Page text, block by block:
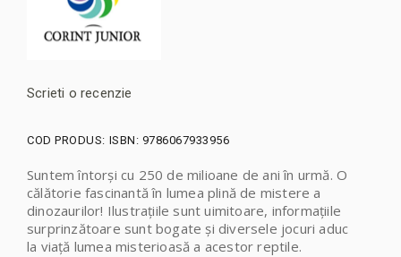
Scrieti o recenzie
COD PRODUS: ISBN: 9786067933956
Suntem întorși cu 250 de milioane de ani în urmă. O
călătorie fascinantă în lumea plină de mistere a
dinozaurilor! Ilustrațiile sunt uimitoare, informațiile
surprinzătoare sunt bogate și diversele jocuri aduc
la viață lumea misterioasă a acestor reptile.